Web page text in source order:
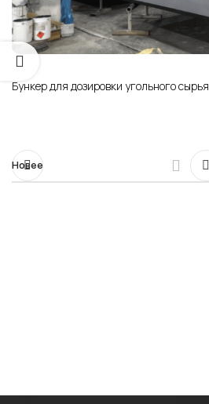
Бункер для дозировки угольного сырья
Новее